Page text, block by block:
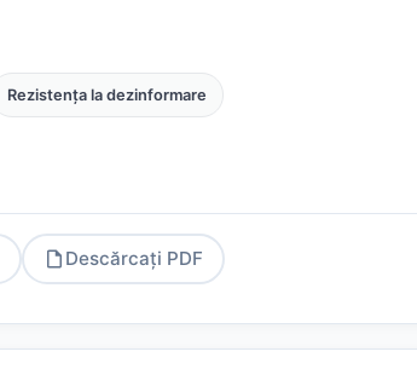
Rezistența la dezinformare
Descărcați PDF